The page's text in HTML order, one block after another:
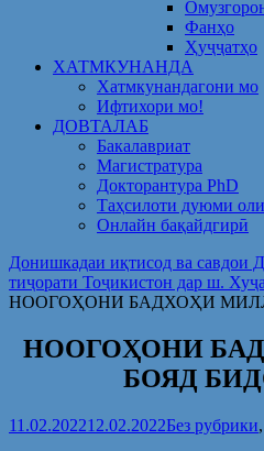
Фанҳо
Ҳуҷҷатҳо
ХАТМКУНАНДА
Хатмкунандагони мо
Ифтихори мо!
ДОВТАЛАБ
Бакалавриат
Магистратура
Докторантура PhD
Таҳсилоти дуюми
Онлайн бақайдгирӣ
Донишкадаи иқтисод ва савдои
тиҷорати Тоҷикистон дар ш.
НООГОҲОНИ БАДХОҲИ
НООГОҲОНИ
БОЯД
11.02.202212.02.2022Без рубрики,